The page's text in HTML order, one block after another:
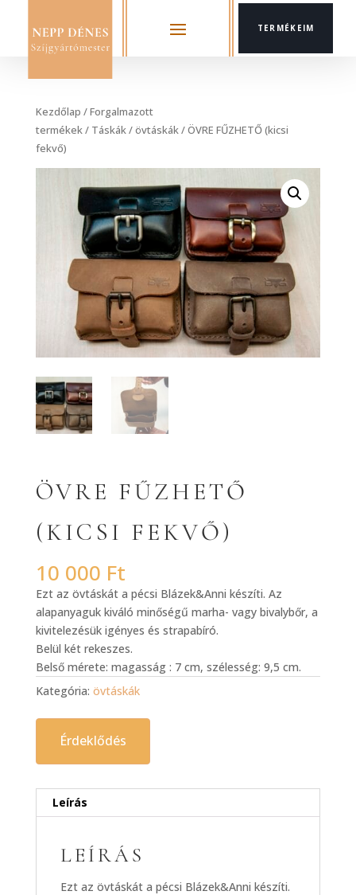
TERMÉKEIM
Kezdőlap /Forgalmazott
termékek/ Táskák/övtáskák/ ÖVRE FŰZHETŐ (kicsi
fekvő)
ÖVRE FŰZHETŐ
(KICSI FEKVŐ)
10 000 Ft
Ezt az övtáskát a pécsi Blázek&Anni készíti. Az
alapanyaguk kiváló minőségű marha- vagy bivalybőr, a
kivitelezésük igényes és strapabíró.
Belül két rekeszes.
Belső mérete: magasság : 7 cm, szélesség: 9,5 cm.
Kategória: övtáskák
Érdeklődés
Leírás
LEÍRÁS
Ezt az övtáskát a pécsi Blázek&Anni készíti.